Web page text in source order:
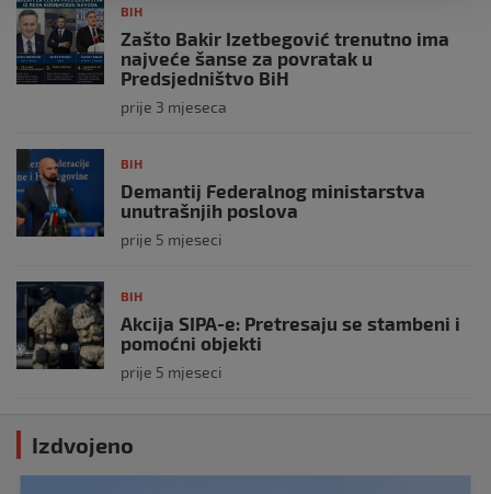
BIH
Zašto Bakir Izetbegović trenutno ima
najveće šanse za povratak u
Predsjedništvo BiH
prije 3 mjeseca
BIH
Demantij Federalnog ministarstva
unutrašnjih poslova
prije 5 mjeseci
BIH
Akcija SIPA-e: Pretresaju se stambeni i
pomoćni objekti
prije 5 mjeseci
Izdvojeno